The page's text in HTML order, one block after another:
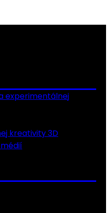
experimentálnej
kreativity 3D